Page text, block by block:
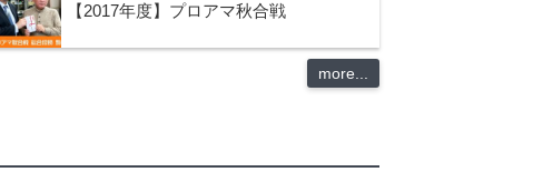
【2017年度】プロアマ秋合戦
more...